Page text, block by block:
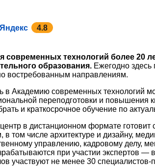
4.8
современных технологий более 20
образования. Ежегодно здесь
востребованным направлениям.
в Академию современных технологий
переподготовки и повышения
и краткосрочное обучение по
в дистанционном формате готовит
в том числе архитектуре и дизайну,
управлению, кадровому делу,
при участии экспертов —
участвуют не менее 30 специалистов-